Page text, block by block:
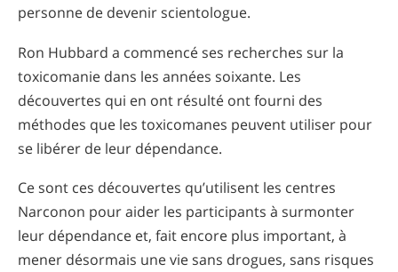
personne de devenir scientologue.
Ron Hubbard a commencé ses recherches sur la
toxicomanie dans les années soixante. Les
découvertes qui en ont résulté ont fourni des
méthodes que les toxicomanes peuvent utiliser pour
se libérer de leur dépendance.
Ce sont ces découvertes qu’utilisent les centres
Narconon pour aider les participants à surmonter
leur dépendance et, fait encore plus important, à
mener désormais une vie sans drogues, sans risques